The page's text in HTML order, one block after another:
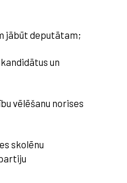
jābūt deputātam;
un
vēlēšanu norises
skolēnu